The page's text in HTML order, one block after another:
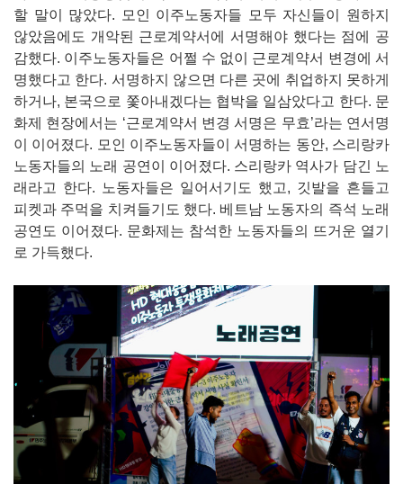
할 말이 많았다. 모인 이주노동자들 모두 자신들이 원하지
않았음에도 개악된 근로계약서에 서명해야 했다는 점에 공
감했다. 이주노동자들은 어쩔 수 없이 근로계약서 변경에 서
명했다고 한다. 서명하지 않으면 다른 곳에 취업하지 못하게
하거나, 본국으로 쫓아내겠다는 협박을 일삼았다고 한다. 문
화제 현장에서는 ‘근로계약서 변경 서명은 무효’라는 연서명
이 이어졌다. 모인 이주노동자들이 서명하는 동안, 스리랑카
노동자들의 노래 공연이 이어졌다. 스리랑카 역사가 담긴 노
래라고 한다. 노동자들은 일어서기도 했고, 깃발을 흔들고
피켓과 주먹을 치켜들기도 했다. 베트남 노동자의 즉석 노래
공연도 이어졌다. 문화제는 참석한 노동자들의 뜨거운 열기
로 가득했다.